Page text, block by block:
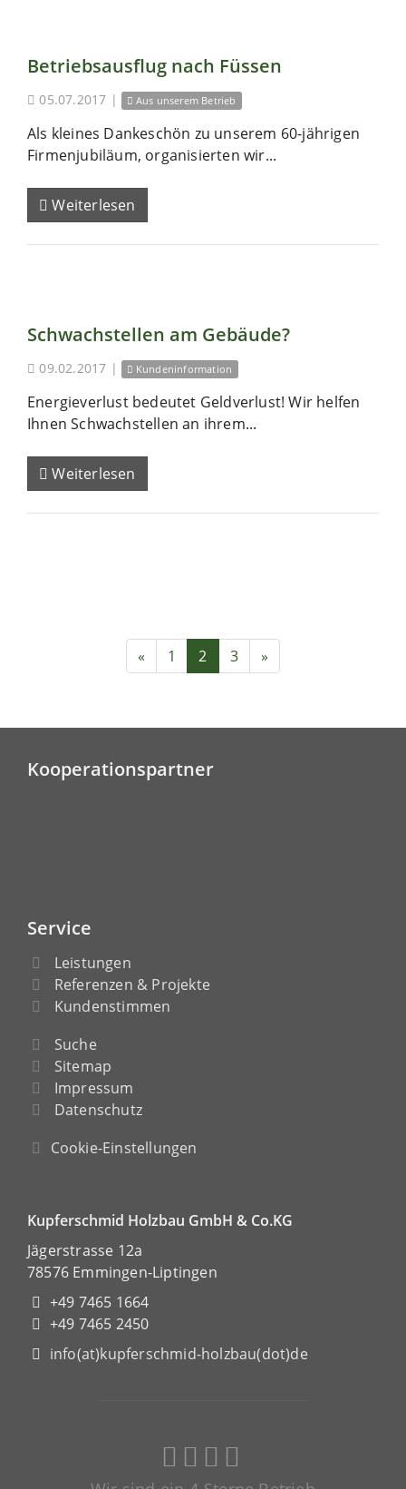
Betriebsausflug nach Füssen
05.07.2017 | Aus unserem Betrieb
Als kleines Dankeschön zu unserem 60-jährigen
Firmenjubiläum, organisierten wir...
Weiterlesen
Schwachstellen am Gebäude?
09.02.2017 | Kundeninformation
Energieverlust bedeutet Geldverlust! Wir helfen
Ihnen Schwachstellen an ihrem...
Weiterlesen
« 1 2 3 »
Kooperationspartner
Service
Leistungen
Referenzen & Projekte
Kundenstimmen
Suche
Sitemap
Impressum
Datenschutz
Cookie-Einstellungen
Kupferschmid Holzbau GmbH & Co.KG
Jägerstrasse 12a
78576 Emmingen-Liptingen
+49 7465 1664
+49 7465 2450
info(at)kupferschmid-holzbau(dot)de